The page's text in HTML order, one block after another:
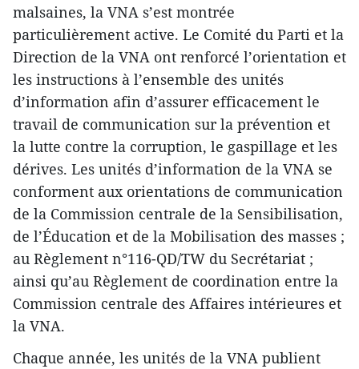
malsaines, la VNA s’est montrée
particulièrement active. Le Comité du Parti et la
Direction de la VNA ont renforcé l’orientation et
les instructions à l’ensemble des unités
d’information afin d’assurer efficacement le
travail de communication sur la prévention et
la lutte contre la corruption, le gaspillage et les
dérives. Les unités d’information de la VNA se
conforment aux orientations de communication
de la Commission centrale de la Sensibilisation,
de l’Éducation et de la Mobilisation des masses ;
au Règlement n°116-QD/TW du Secrétariat ;
ainsi qu’au Règlement de coordination entre la
Commission centrale des Affaires intérieures et
la VNA.
Chaque année, les unités de la VNA publient